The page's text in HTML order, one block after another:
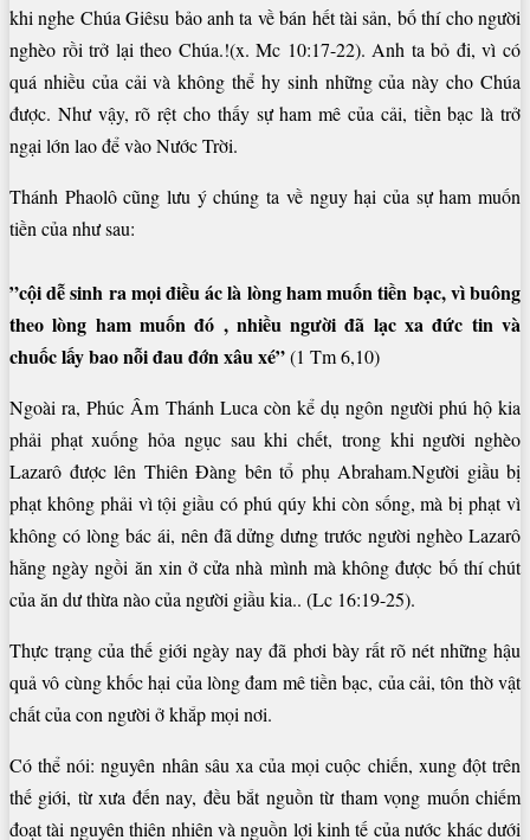
khi nghe Chúa Giêsu bảo anh ta về bán hết tài sản, bố thí cho người
nghèo rồi trở lại theo Chúa.!(x. Mc 10:17-22). Anh ta bỏ đi, vì có
quá nhiều của cải và không thể hy sinh những của này cho Chúa
được. Như vậy, rõ rệt cho thấy sự ham mê của cải, tiền bạc là trở
ngại lớn lao để vào Nước Trời.
Thánh Phaolô cũng lưu ý chúng ta về nguy hại của sự ham muốn
tiền của như sau:
”cội dễ sinh ra mọi điều ác là lòng ham muốn tiền bạc, vì buông
theo lòng ham muốn đó , nhiều người đã lạc xa đức tin và
chuốc lấy bao nỗi đau đớn xâu xé”(1 Tm 6,10)
Ngoài ra, Phúc Âm Thánh Luca còn kể dụ ngôn người phú hộ kia
phải phạt xuống hỏa ngục sau khi chết, trong khi người nghèo
Lazarô được lên Thiên Đàng bên tổ phụ Abraham.Người giầu bị
phạt không phải vì tội giầu có phú qúy khi còn sống, mà bị phạt vì
không có lòng bác ái, nên đã dửng dưng trước người nghèo Lazarô
hằng ngày ngồi ăn xin ở cửa nhà mình mà không được bố thí chút
của ăn dư thừa nào của người giầu kia.. (Lc 16:19-25).
Thực trạng của thế giới ngày nay đã phơi bày rất rõ nét những hậu
quả vô cùng khốc hại của lòng đam mê tiền bạc, của cải, tôn thờ vật
chất của con người ở khắp mọi nơi.
Có thể nói: nguyên nhân sâu xa của mọi cuộc chiến, xung đột trên
thế giới, từ xưa đến nay, đều bắt nguồn từ tham vọng muốn chiếm
đoạt tài nguyên thiên nhiên và nguồn lợi kinh tế của nước khác dưới